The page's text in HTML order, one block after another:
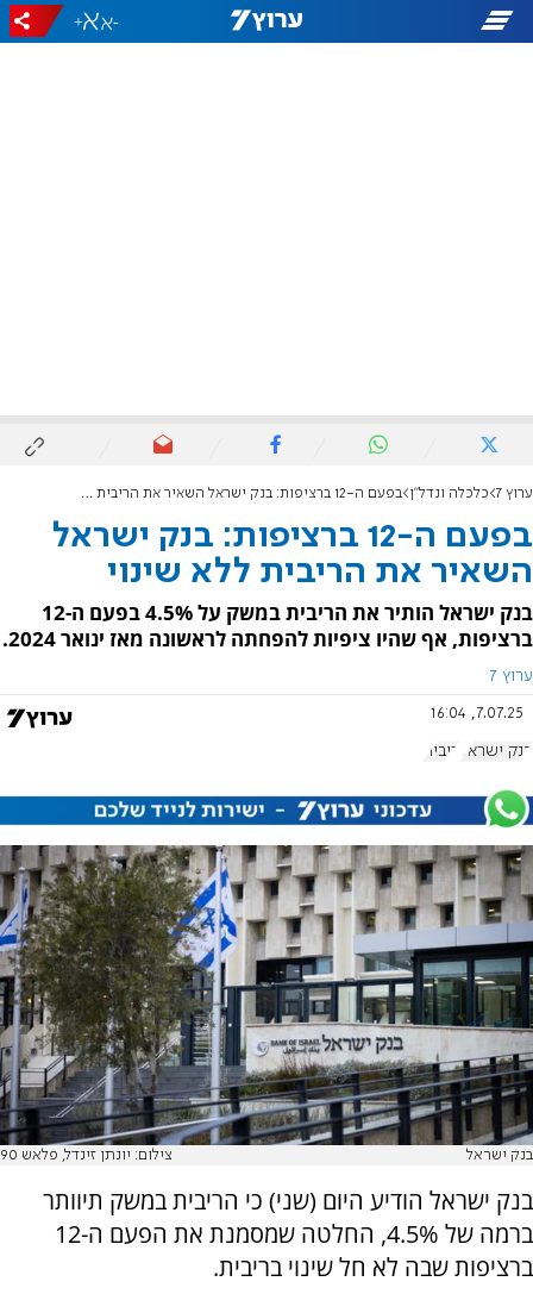
-
+
ערוץ 7 כלכלה ונדל"ן בפעם ה-12 ברציפות: בנק ישראל השאיר את הריבית ללא שינוי
בפעם ה-12 ברציפות: בנק ישראל
השאיר את הריבית ללא שינוי
בנק ישראל הותיר את הריבית במשק על 4.5% בפעם ה-12
ברציפות, אף שהיו ציפיות להפחתה לראשונה מאז ינואר 2024.
ערוץ 7
7.07.25, 16:04
בנק ישראל ריבית
בנק ישראל צילום: יונתן זינדל, פלאש 90
בנק ישראל הודיע היום (שני) כי הריבית במשק תיוותר
ברמה של 4.5%, החלטה שמסמנת את הפעם ה-12
ברציפות שבה לא חל שינוי בריבית.